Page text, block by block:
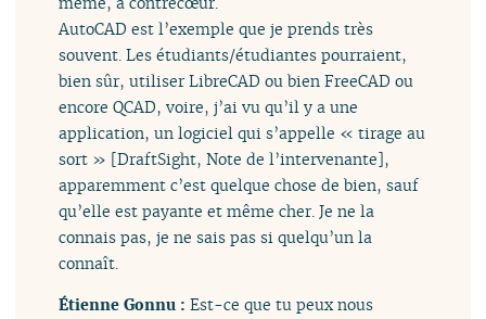
AutoCAD est l’exemple que je prends très
souvent. Les étudiants/étudiantes pourraient,
bien sûr, utiliser LibreCAD ou bien FreeCAD ou
encore QCAD, voire, j’ai vu qu’il y a une
application, un logiciel qui s’appelle « tirage au
sort » [DraftSight, Note de l’intervenante],
apparemment c’est quelque chose de bien, sauf
qu’elle est payante et même cher. Je ne la
connais pas, je ne sais pas si quelqu’un la
connaît.
Étienne Gonnu :Est-ce que tu peux nous